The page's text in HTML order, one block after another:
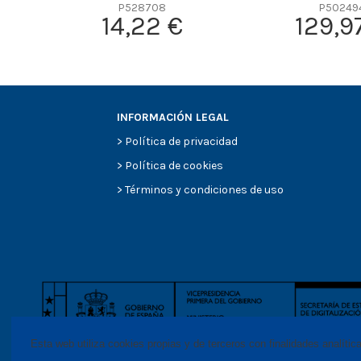
Efficiency Beta 2
Efficiency Beta 200
Media type
Primary application
P528708
14,22 €
INFORMACIÓN LEGAL
> Política de privacidad
> Política de cookies
>Términos y condiciones de uso
Esta web utiliza cookies propias y de terceros con finalidades